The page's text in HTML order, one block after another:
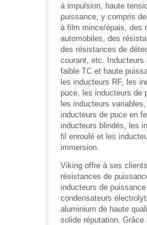
à impulsion, haute
puissance, y compris
à film mince/épais, des
automobiles, des
des résistances de
courant, etc. Inducteurs
faible TC et haute
les inducteurs RF, les
puce, les inducteurs de
les inducteurs
inducteurs de puce en
inducteurs blindés, les
fil enroulé et les
immersion.
Viking offre à ses
résistances de
inducteurs de
condensateurs
aluminium de haute
solide réputation. Grâce